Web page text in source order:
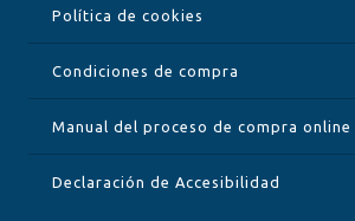
Política de cookies
Condiciones de compra
Manual del proceso de compra online
Declaración de Accesibilidad